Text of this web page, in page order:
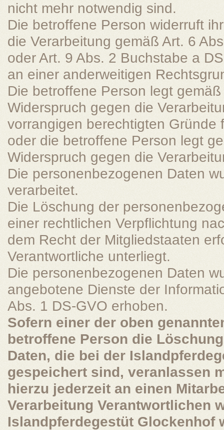
nicht mehr notwendig sind.
Die betroffene Person widerruft
die Verarbeitung gemäß Art. 6
oder Art. 9 Abs. 2 Buchstabe a
an einer anderweitigen
Die betroffene Person legt
Widerspruch gegen die
vorrangigen berechtigten Gründe
oder die betroffene Person legt
Widerspruch gegen die
Die personenbezogenen Daten
verarbeitet.
Die Löschung der
einer rechtlichen Verpflichtung
dem Recht der Mitgliedstaaten
Verantwortliche unterliegt.
Die personenbezogenen Daten
angebotene Dienste der
Abs. 1 DS-GVO erhoben.
Sofern einer der oben
betroffene Person die
Daten, die bei der
gespeichert sind, veranlassen
hierzu jederzeit an einen
Verarbeitung Verantwortlichen
Islandpferdegestüt Glockenhof